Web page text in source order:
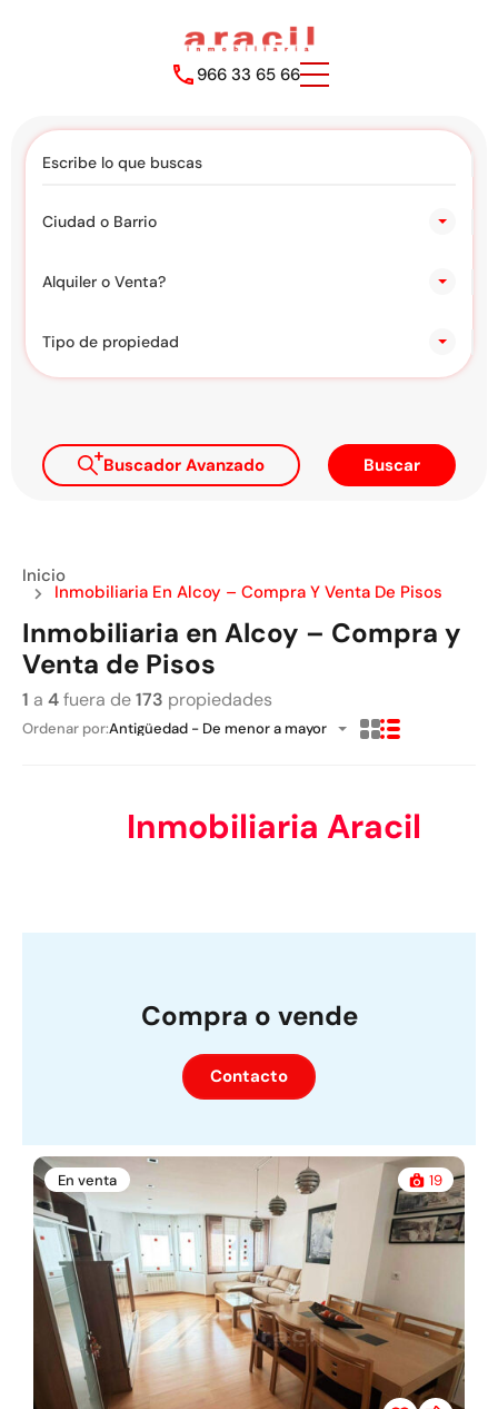
966 33 65 66
Ciudad o Barrio
Alquiler o Venta?
Tipo de propiedad
Buscador Avanzado Buscar
Inicio
Inmobiliaria En Alcoy – Compra Y Venta De Pisos
Inmobiliaria en Alcoy – Compra y
Venta de Pisos
1 a 4fuera de173 propiedades
Ordenar por:Antigüedad - De menor a mayor
Inmobiliaria Aracil
Compra o vende
Contacto
En venta 19